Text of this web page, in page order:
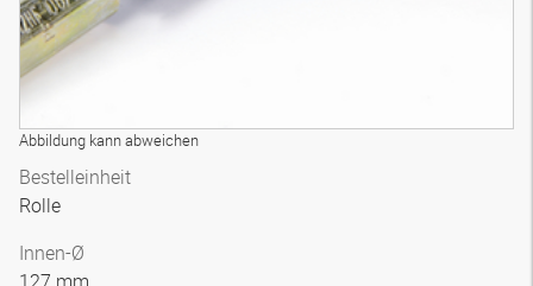
Abbildung kann abweichen
Bestelleinheit
Rolle
Innen-Ø